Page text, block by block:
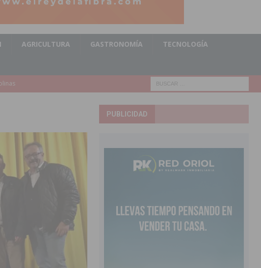
AGRICULTURA GASTRONOMÍA TECNOLOGÍA
la
PUBLICIDAD